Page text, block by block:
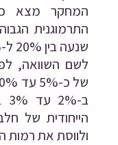
המחקר מצא
התרמוגנית
שנעה בין 20% ל-30%.
לשם השוואה,
הייחודית של
ולווסת את רמות